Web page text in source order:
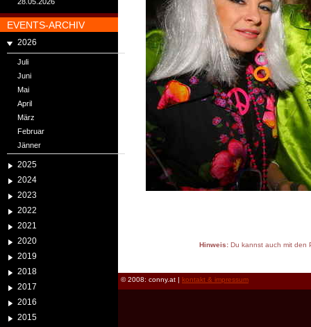
EVENTS-ARCHIV
2026
Juli
Juni
Mai
April
März
Februar
Jänner
2025
2024
2023
2022
2021
2020
2019
2018
2017
2016
2015
Hinweis:Du kannst auch mit den
© 2008: conny.at | kontakt & impressum